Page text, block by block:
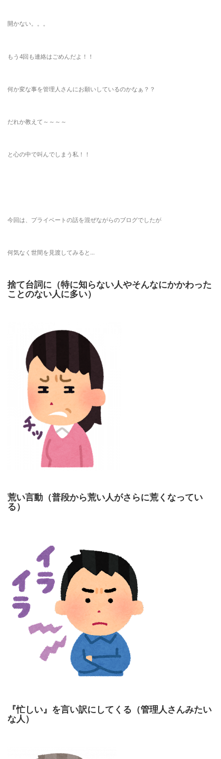
開かない。。。
もう4回も連絡はごめんだよ！！
何か変な事を管理人さんにお願いしているのかなぁ？？
だれか教えて～～～～
と心の中で叫んでしまう私！！
今回は、プライベートの話を混ぜながらのブログでしたが
何気なく世間を見渡してみると…
捨て台詞に（特に知らない人やそんなにかかわった
ことのない人に多い）
荒い言動（普段から荒い人がさらに荒くなってい
る）
『忙しい』を言い訳にしてくる（管理人さんみたい
な人）